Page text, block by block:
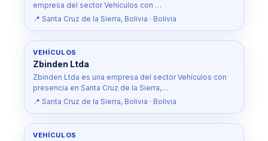
empresa del sector Vehículos con …
📍 Santa Cruz de la Sierra, Bolivia · Bolivia
VEHÍCULOS
Zbinden Ltda
Zbinden Ltda es una empresa del sector Vehículos con
presencia en Santa Cruz de la Sierra,…
📍 Santa Cruz de la Sierra, Bolivia · Bolivia
VEHÍCULOS